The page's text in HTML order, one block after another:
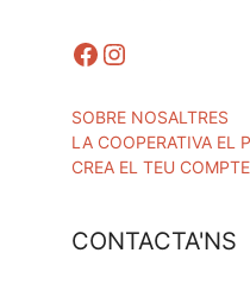
Facebook
Instagram
SOBRE NOSALTRES
LA COOPERATIVA EL
CREA EL TEU
CONTACTA'NS